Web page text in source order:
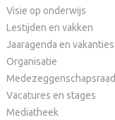
Visie op onderwijs
Lestijden en vakken
Jaaragenda en vakanties
Organisatie
Medezeggenschapsraad
Vacatures en stages
Mediatheek